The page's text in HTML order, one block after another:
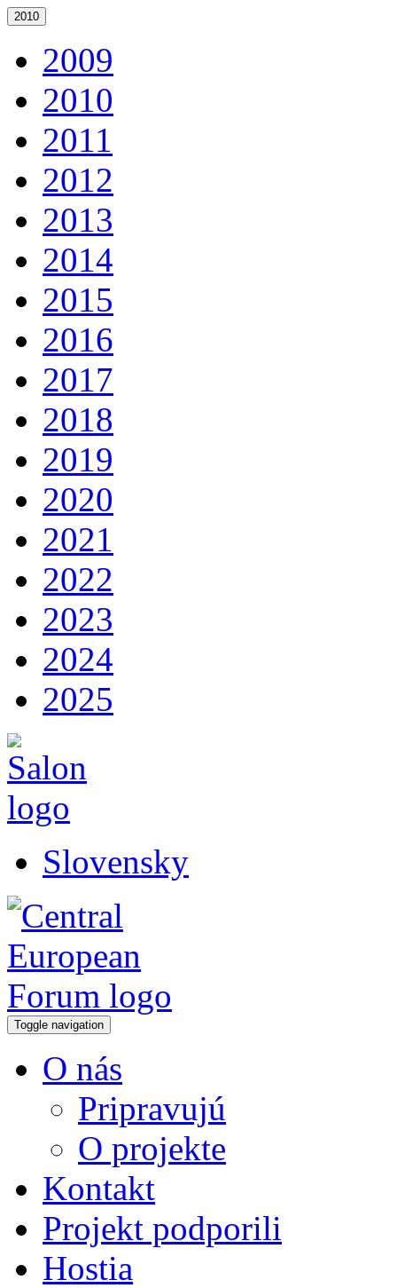
2010
2009
2010
2011
2012
2013
2014
2015
2016
2017
2018
2019
2020
2021
2022
2023
2024
2025
Slovensky
Toggle navigation
O nás
Pripravujú
O projekte
Kontakt
Projekt podporili
Hostia